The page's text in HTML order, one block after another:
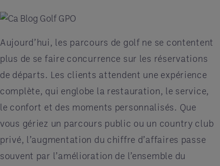
Aujourd’hui, les parcours de golf ne se contentent
plus de se faire concurrence sur les réservations
de départs. Les clients attendent une expérience
complète, qui englobe la restauration, le service,
le confort et des moments personnalisés. Que
vous gériez un parcours public ou un country club
privé, l’augmentation du chiffre d’affaires passe
souvent par l’amélioration de l’ensemble du